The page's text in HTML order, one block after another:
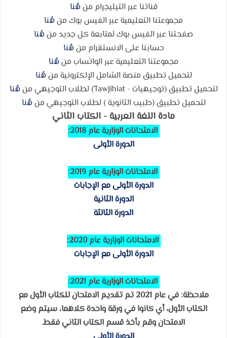
قناتنا عبر التيليجرام منهُنا
مجموعتنا التعليمية عبر الفيس بوك منهُنا
صفحتنا عبر الفيس بوك لمتابعة كل جديد منهُنا
حسابنا على الانستقرام منهُنا
مجموعتنا التعليمية عبر الواتساب منهُنا
لتحميل تطبيق منصة الشامل الإلكترونية منهُنا
لتحميل تطبيق (توجيهيات - Tawjihiat) لطلاب التوجيهي من
هُنا
لتحميل تطبيق (طبيب الثانوية ) لطلاب التوجيهي منهُنا
مادة اللغة العربية - الكتاب الثاني
الامتحانات الوزارية عام 2018:
الدورة الأولى
الامتحانات الوزارية عام 2019:
الدورة الأولى مع الإجابات
الدورة الثانية
الدورة الثالثة
الامتحانات الوزارية عام 2020:
الدورة الأولى مع الإجابات
الامتحانات الوزارية عام 2021:
ملاحظة: في عام 2021 تم تقديم الامتحان للكتاب الأول مع
الكتاب الأول، أي كانوا في ورقة واحدة كلاهما، سيتم وضع
الامتحان وقم بأخذ قسم الكتاب الثاني فقط.